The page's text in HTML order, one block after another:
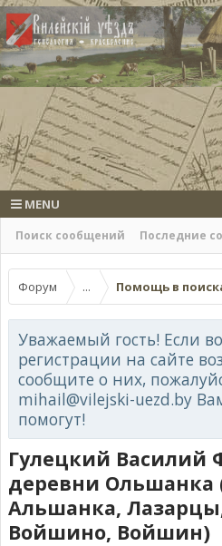
Поиск сообщений Последние
MENU
Форум ... Помощь в
Уважаемый гость! Если
регистрации на сайте
сообщите о них,
mihail@vilejski-uezd.by
помогут!
Гулецкий Василий
деревни Ольшанка
Альшанка,
Войшино, Войшин)